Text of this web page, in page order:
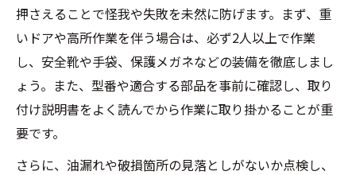
押さえることで怪我や失敗を未然に防げます。まず、重
いドアや高所作業を伴う場合は、必ず2人以上で作業
し、安全靴や手袋、保護メガネなどの装備を徹底しまし
ょう。また、型番や適合する部品を事前に確認し、取り
付け説明書をよく読んでから作業に取り掛かることが重
要です。
さらに、油漏れや破損箇所の見落としがないか点検し、